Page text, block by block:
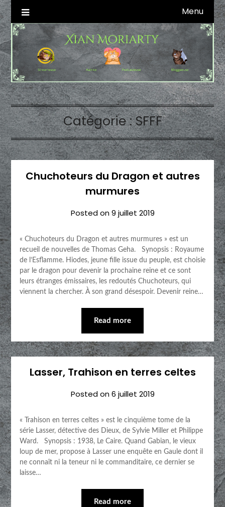
Skip
to
content
Xian Moriarty
Autrice SFFF & Blogueuse & Streameuse Menu
Catégorie :SFFF
Chuchoteurs du Dragon et autres
murmures
Posted on9 juillet 2019
« Chuchoteurs du Dragon et autres murmures » est un
recueil de nouvelles de Thomas Geha. Synopsis : Royaume
de l’Esflamme. Hiodes, jeune fille issue du peuple, est choisie
par le dragon pour devenir la prochaine reine et ce sont
leurs étranges émissaires, les redoutés Chuchoteurs, qui
viennent la chercher. À son grand désespoir. Devenir reine…
Read more
Lasser, Trahison en terres celtes
Posted on6 juillet 2019
« Trahison en terres celtes » est le cinquième tome de la
série Lasser, détective des Dieux, de Sylvie Miller et Philippe
Ward. Synopsis : 1938, Le Caire. Quand Gabian, le vieux
loup de mer, propose à Lasser une enquête en Gaule dont il
ne connaît ni la teneur ni le commanditaire, ce dernier se
laisse…
Read more